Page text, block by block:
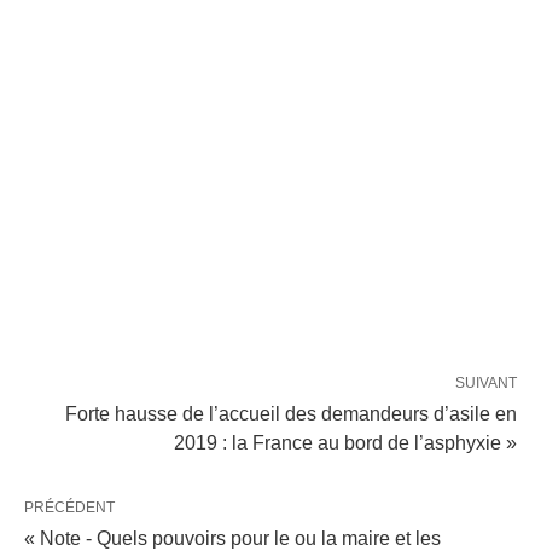
SUIVANT
Forte hausse de l’accueil des demandeurs d’asile en
2019 : la France au bord de l’asphyxie »
PRÉCÉDENT
« Note - Quels pouvoirs pour le ou la maire et les